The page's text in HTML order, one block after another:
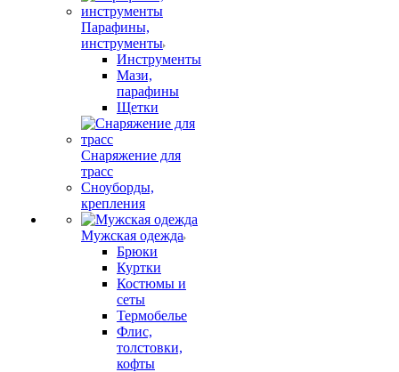
Парафины,
инструменты
Инструменты
Мази,
парафины
Щетки
Снаряжение для
трасс
Сноуборды,
крепления
Мужская одежда
Брюки
Куртки
Костюмы и
сеты
Термобелье
Флис,
толстовки,
кофты